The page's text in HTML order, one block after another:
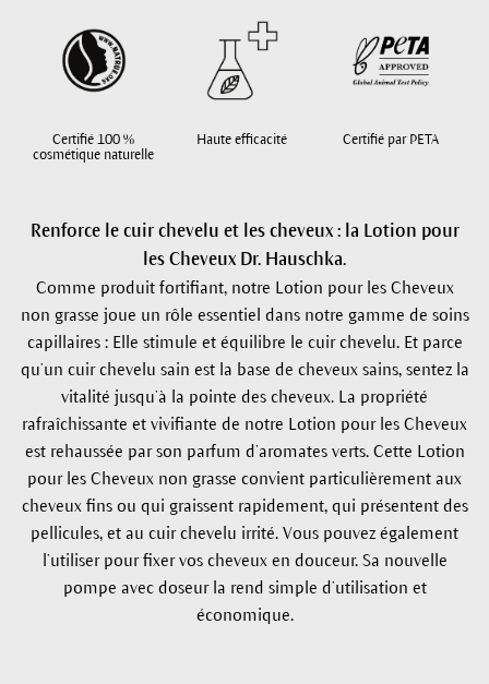
Renforce le cuir chevelu et les cheveux : la Lotion pour
les Cheveux Dr. Hauschka.
Comme produit fortifiant, notre Lotion pour les Cheveux
non grasse joue un rôle essentiel dans notre gamme de soins
capillaires : Elle stimule et équilibre le cuir chevelu. Et parce
qu’un cuir chevelu sain est la base de cheveux sains, sentez la
vitalité jusqu’à la pointe des cheveux. La propriété
rafraîchissante et vivifiante de notre Lotion pour les Cheveux
est rehaussée par son parfum d’aromates verts. Cette Lotion
pour les Cheveux non grasse convient particulièrement aux
cheveux fins ou qui graissent rapidement, qui présentent des
pellicules, et au cuir chevelu irrité. Vous pouvez également
l’utiliser pour fixer vos cheveux en douceur. Sa nouvelle
pompe avec doseur la rend simple d’utilisation et
économique.
Certifié 100 %
cosmétique naturelle
Haute efficacité Certifié par PETA